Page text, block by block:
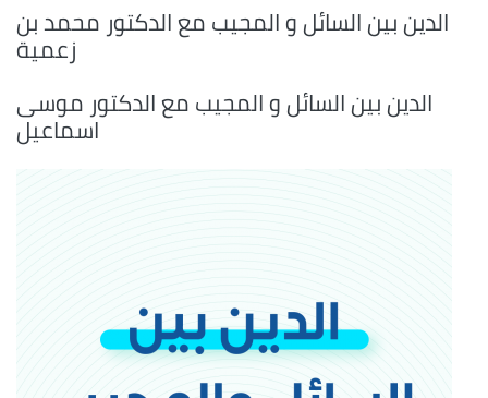
الدين بين السائل و المجيب مع الدكتور محمد بن
زعمية
الدين بين السائل و المجيب مع الدكتور موسى
اسماعيل